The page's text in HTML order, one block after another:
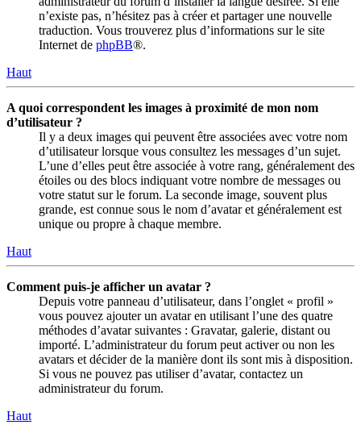
n’existe pas, n’hésitez pas à créer et partager une nouvelle
traduction. Vous trouverez plus d’informations sur le site
Internet de phpBB®.
Haut
A quoi correspondent les images à proximité de mon nom
d’utilisateur ?
Il y a deux images qui peuvent être associées avec votre nom
d’utilisateur lorsque vous consultez les messages d’un sujet.
L’une d’elles peut être associée à votre rang, généralement des
étoiles ou des blocs indiquant votre nombre de messages ou
votre statut sur le forum. La seconde image, souvent plus
grande, est connue sous le nom d’avatar et généralement est
unique ou propre à chaque membre.
Haut
Comment puis-je afficher un avatar ?
Depuis votre panneau d’utilisateur, dans l’onglet « profil »
vous pouvez ajouter un avatar en utilisant l’une des quatre
méthodes d’avatar suivantes : Gravatar, galerie, distant ou
importé. L’administrateur du forum peut activer ou non les
avatars et décider de la manière dont ils sont mis à disposition.
Si vous ne pouvez pas utiliser d’avatar, contactez un
administrateur du forum.
Haut